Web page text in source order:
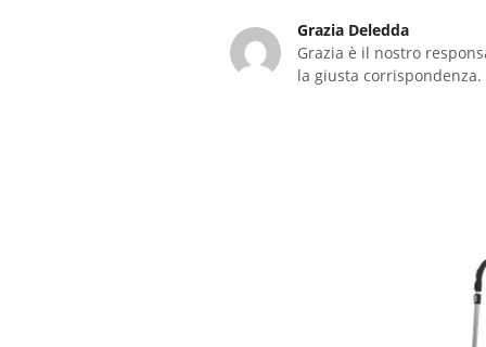
Grazia Deledda
Grazia è il nostro
la giusta